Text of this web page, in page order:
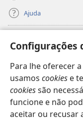
Configurações
Para lhe oferecer
usamos cookies e
cookiessão
funcione e não
aceitar ou recusar
Ajuda
(abre
uma
nova
janela)
BibliotecaOnline
(abre
uma
nova
janela)
JW Hub
(abre
uma
nova JW Library